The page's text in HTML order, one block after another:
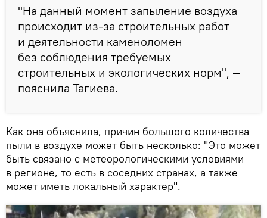
"На данный момент запыление воздуха
происходит из-за строительных работ
и деятельности каменоломен
без соблюдения требуемых
строительных и экологических норм", —
пояснила Тагиева.
Как она объяснила, причин большого количества
пыли в воздухе может быть несколько: "Это может
быть связано с метеорологическими условиями
в регионе, то есть в соседних странах, а также
может иметь локальный характер".